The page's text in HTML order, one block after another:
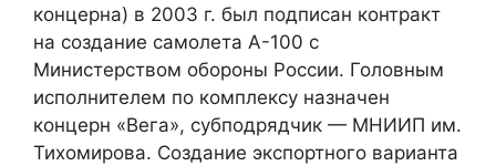
концерна) в 2003 г. был подписан контракт
на создание самолета А-100 с
Министерством обороны России. Головным
исполнителем по комплексу назначен
концерн «Вега», субподрядчик — МНИИП им.
Тихомирова. Создание экспортного варианта